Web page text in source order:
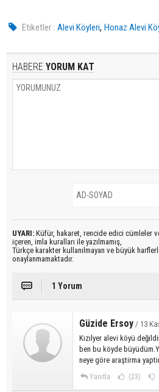
Etiketler : Alevi Köyleri,Honaz Alevi
HABERE YORUM KAT
UYARI: Küfür, hakaret, rencide edici cümleler
içeren, imla kuralları ile yazılmamış,
Türkçe karakter kullanılmayan ve büyük
onaylanmamaktadır.
1 Yorum
Güzide Ersoy / 13
Kızılyer alevi köyü
ben bu köyde
neye göre araştirma
Yanıtla (23)